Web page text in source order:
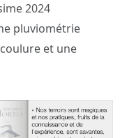
2024
pluviométrie
et une